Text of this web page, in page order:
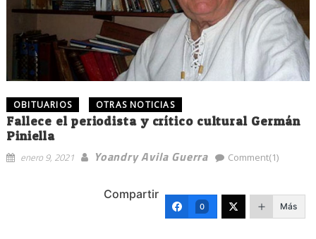
OBITUARIOS OTRAS NOTICIAS
Fallece el periodista y crítico cultural Germán
Piniella
enero 9, 2021 Yoandry Avila Guerra Comment(1)
Compartir
0 Más